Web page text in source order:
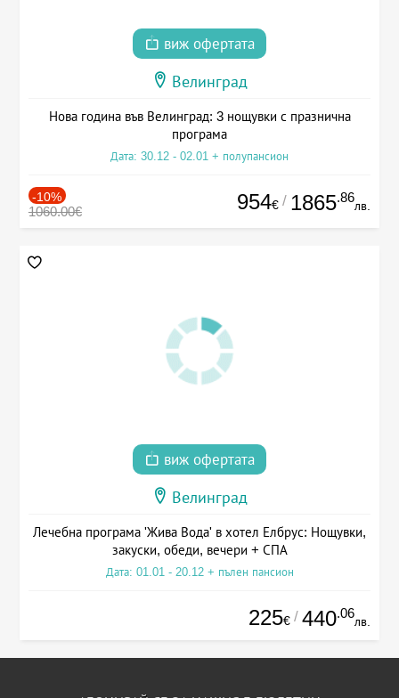
виж офертата
Велинград
Нова година във Велинград: 3 нощувки с празнична
програма
Дата: 30.12 - 02.01 + полупансион
-10%
1060.00€ 954€ / 1865.86
лв.
виж офертата
Велинград
Лечебна програма 'Жива Вода' в хотел Елбрус: Нощувки,
закуски, обеди, вечери + СПА
Дата: 01.01 - 20.12 + пълен пансион
225€ / 440.06
лв.